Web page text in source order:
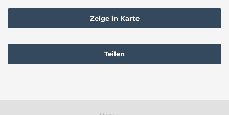
Zeige in Karte
Teilen